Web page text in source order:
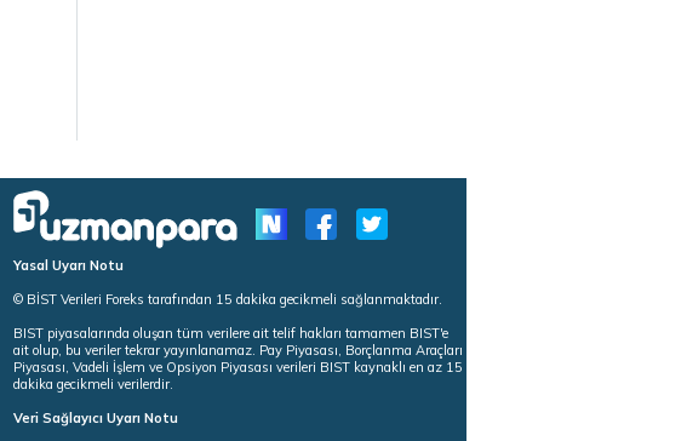
Yasal Uyarı Notu
© BİST Verileri Foreks tarafından 15 dakika gecikmeli sağlanmaktadır.
BIST piyasalarında oluşan tüm verilere ait telif hakları tamamen BIST'e
ait olup, bu veriler tekrar yayınlanamaz. Pay Piyasası, Borçlanma Araçları
Piyasası, Vadeli İşlem ve Opsiyon Piyasası verileri BIST kaynaklı en az 15
dakika gecikmeli verilerdir.
Veri Sağlayıcı Uyarı Notu